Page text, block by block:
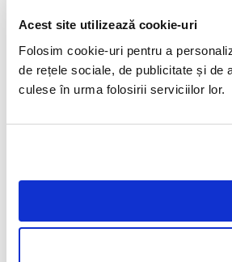
Acest site utilizează cookie-uri
Folosim cookie-uri pentru a
de rețele sociale, de publicitate și de
culese în urma folosirii serviciilor lor.